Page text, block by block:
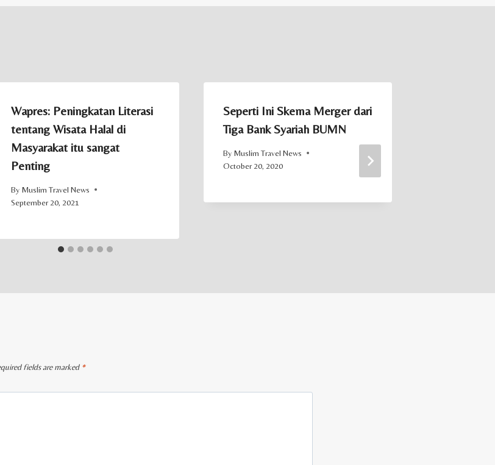
Wapres: Peningkatan Literasi
tentang Wisata Halal di
Masyarakat itu sangat
Penting
By Muslim Travel News
September 20, 2021
Seperti Ini Skema Merger dari
Tiga Bank Syariah BUMN
By Muslim Travel News
October 20, 2020
fields are marked *